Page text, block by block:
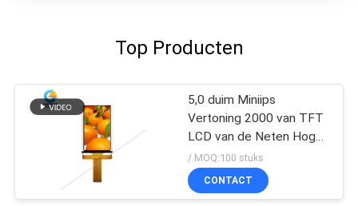
Top Producten
5,0 duim Miniips
Vertoning 2000 van TFT
LCD van de Neten Hoge
Helderheid Module
/ MOQ:100 stuks
CONTACT